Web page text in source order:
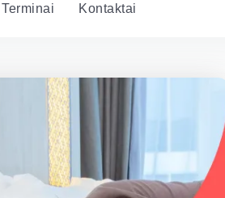
Terminai Kontaktai